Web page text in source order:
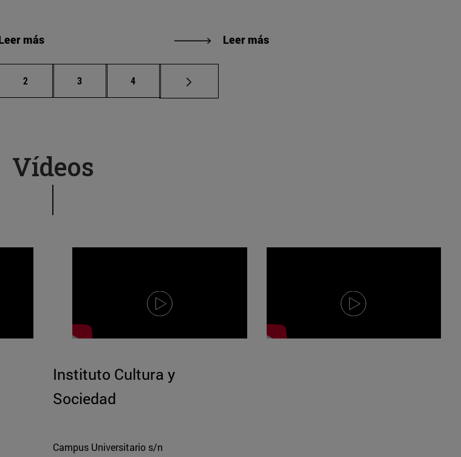
más Leer más
Página
2 Página
3 Página
4
Vídeos
Instituto Cultura y
Sociedad
Campus Universitario s/n